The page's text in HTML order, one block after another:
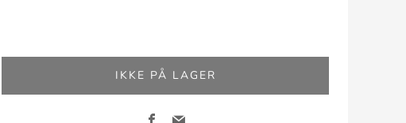
IKKE PÅ LAGER
Facebook
Email